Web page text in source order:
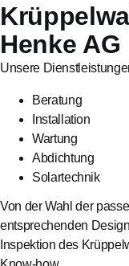
Henke AG
Unsere
Beratung
Installation
Wartung
Abdichtung
Solartechnik
Von der Wahl der
entsprechenden
Inspektion des